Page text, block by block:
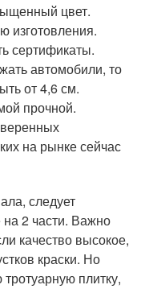
цвет.
изготовления.
сертификаты.
автомобили, то
от 4,6 см.
прочной.
на рынке сейчас
следует
на 2 части. Важно
качество высокое,
краски. Но
плитку,